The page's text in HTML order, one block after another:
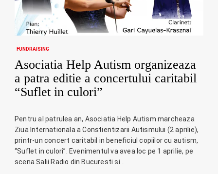
FUNDRAISING
Asociatia Help Autism organizeaza
a patra editie a concertului caritabil
“Suflet in culori”
Pentru al patrulea an, Asociatia Help Autism marcheaza
Ziua Internationala a Constientizarii Autismului (2 aprilie),
printr-un concert caritabil in beneficiul copiilor cu autism,
“Suflet in culori”. Evenimentul va avea loc pe 1 aprilie, pe
scena Salii Radio din Bucuresti si…